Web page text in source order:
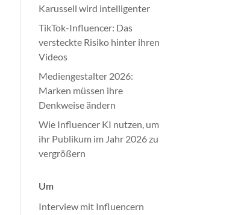
Karussell wird intelligenter
TikTok-Influencer: Das
versteckte Risiko hinter ihren
Videos
Mediengestalter 2026:
Marken müssen ihre
Denkweise ändern
Wie Influencer KI nutzen, um
ihr Publikum im Jahr 2026 zu
vergrößern
Um
Interview mit Influencern